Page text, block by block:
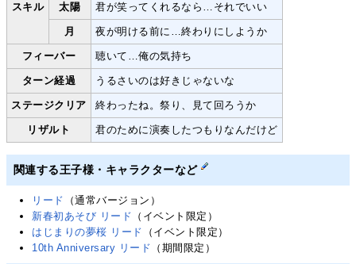
スキル 太陽 君が笑ってくれるなら…それでいい
月 夜が明ける前に…終わりにしようか
フィーバー 聴いて…俺の気持ち
ターン経過 うるさいのは好きじゃないな
ステージクリア 終わったね。祭り、見て回ろうか
リザルト 君のために演奏したつもりなんだけど
関連する王子様・キャラクターなど
リード
（通常バージョン）
新春初あそび リード （イベント限定）
はじまりの夢桜 リード
（イベント限定）
10th Anniversary リード （期間限定）